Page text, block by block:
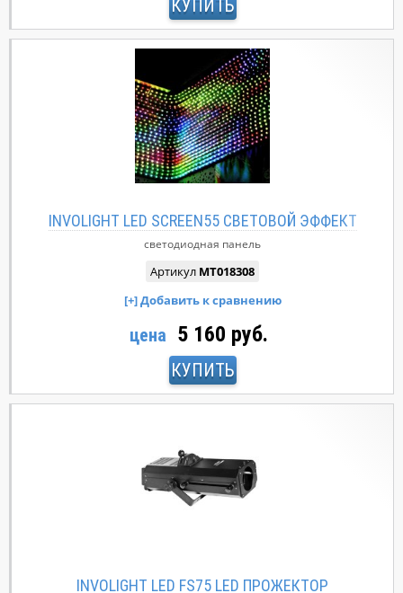
КУПИТЬ
INVOLIGHT LED SCREEN55 СВЕТОВОЙ ЭФФЕКТ
светодиодная панель
Артикул MT018308
цена 5 160 руб.
КУПИТЬ
INVOLIGHT LED FS75 LED ПРОЖЕКТОР